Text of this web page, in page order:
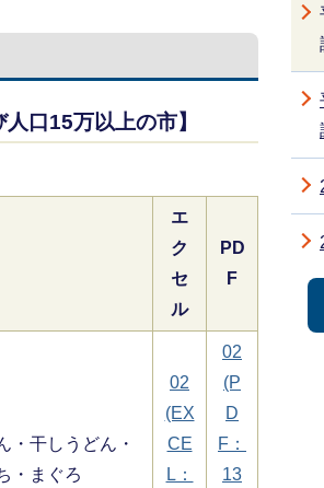
口15万以上の市】
エ
ク
セ
ル
PD
F
・干しうどん・
・まぐろ
02
(EX
CE
L：
02
(P
D
F：
13